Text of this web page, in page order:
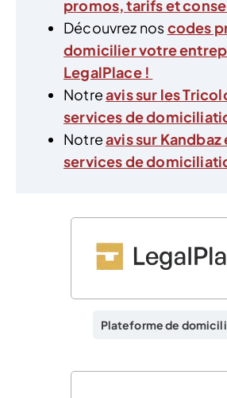
promos, tarifs et
Découvrez noscodes
domicilier votre
LegalPlace !
Notreavis sur les
services de
Notreavis sur Kandbaz
services de
Plateforme de